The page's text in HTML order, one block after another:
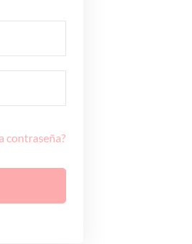
contraseña?